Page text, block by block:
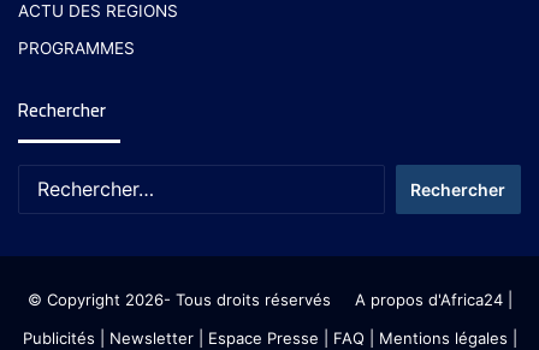
ACTU DES REGIONS
PROGRAMMES
Rechercher
© Copyright 2026- Tous droits réservés A propos d'Africa24|
Publicités
Newsletter| Espace Presse | FAQ | Mentions légales